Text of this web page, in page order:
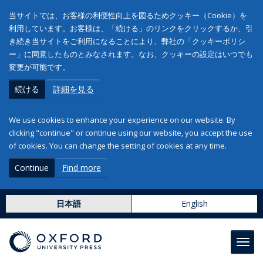
当サイトでは、お客様の利便性向上を図るためクッキー（Cookie）を
利用しています。お客様は、「続ける」のリンクをクリックするか、引
き続き当サイトをご利用になることにより、弊社の「クッキーポリシ
ー」に同意したものとみなされます。なお、クッキーの設定はいつでも
変更が可能です。
続ける 詳細を見る
We use cookies to enhance your experience on our website. By
clicking "continue" or continue using our website, you accept the use
of cookies. You can change the setting of cookies at any time.
Continue Find more
日本語 English